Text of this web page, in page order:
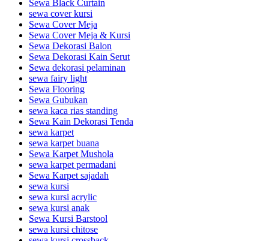
Sewa Black Curtain
sewa cover kursi
Sewa Cover Meja
Sewa Cover Meja & Kursi
Sewa Dekorasi Balon
Sewa Dekorasi Kain Serut
Sewa dekorasi pelaminan
sewa fairy light
Sewa Flooring
Sewa Gubukan
sewa kaca rias standing
Sewa Kain Dekorasi Tenda
sewa karpet
sewa karpet buana
Sewa Karpet Mushola
sewa karpet permadani
Sewa Karpet sajadah
sewa kursi
sewa kursi acrylic
sewa kursi anak
Sewa Kursi Barstool
sewa kursi chitose